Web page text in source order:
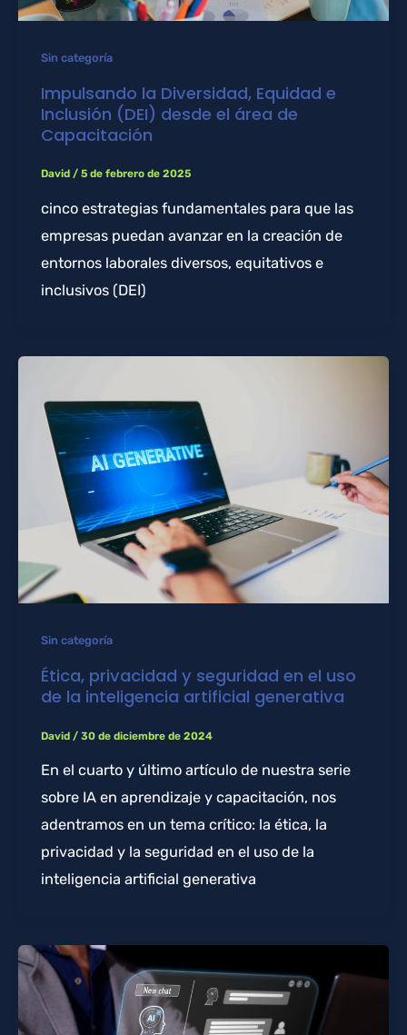
Sin categoría
Impulsando la Diversidad, Equidad e
Inclusión (DEI) desde el área de
Capacitación
David / 5 de febrero de 2025
cinco estrategias fundamentales para que las
empresas puedan avanzar en la creación de
entornos laborales diversos, equitativos e
inclusivos (DEI)
Sin categoría
Ética, privacidad y seguridad en el uso
de la inteligencia artificial generativa
David / 30 de diciembre de 2024
En el cuarto y último artículo de nuestra serie
sobre IA en aprendizaje y capacitación, nos
adentramos en un tema crítico: la ética, la
privacidad y la seguridad en el uso de la
inteligencia artificial generativa